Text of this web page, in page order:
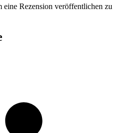
eine Rezension veröffentlichen zu